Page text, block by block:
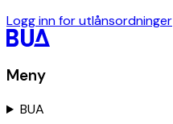
Logg inn for utlånsordninger
Meny
BUA